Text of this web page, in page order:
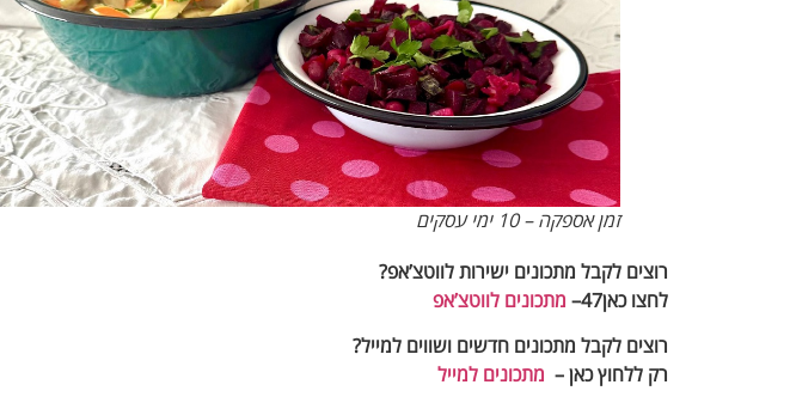
זמן אספקה – 10 ימי עסקים
רוצים לקבל מתכונים ישירות לווטצ’אפ?
לחצו כאן47–
מתכונים לווטצ’אפ
רוצים לקבל מתכונים חדשים ושווים למייל?
רק ללחוץ כאן – מתכונים למייל